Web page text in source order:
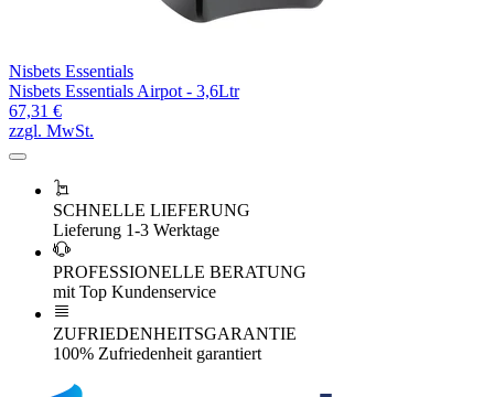
Nisbets Essentials
Nisbets Essentials Airpot - 3,6Ltr
67,31 €
zzgl. MwSt.
SCHNELLE LIEFERUNG
Lieferung 1-3 Werktage
PROFESSIONELLE BERATUNG
mit Top Kundenservice
ZUFRIEDENHEITSGARANTIE
100% Zufriedenheit garantiert